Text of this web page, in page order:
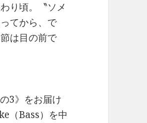
り頃。〝ソメ
てから、で
は目の前で
3》をお届け
（Bass）を中